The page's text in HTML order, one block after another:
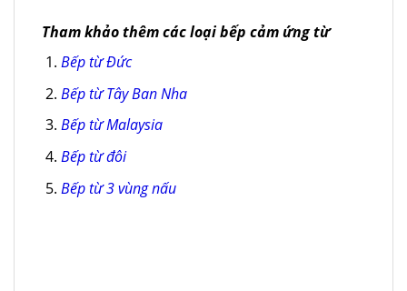
Tham khảo thêm các loại bếp cảm ứng từ
Bếp từ Đức
Bếp từ Tây Ban Nha
Bếp từ Malaysia
Bếp từ đôi
Bếp từ 3 vùng nấu